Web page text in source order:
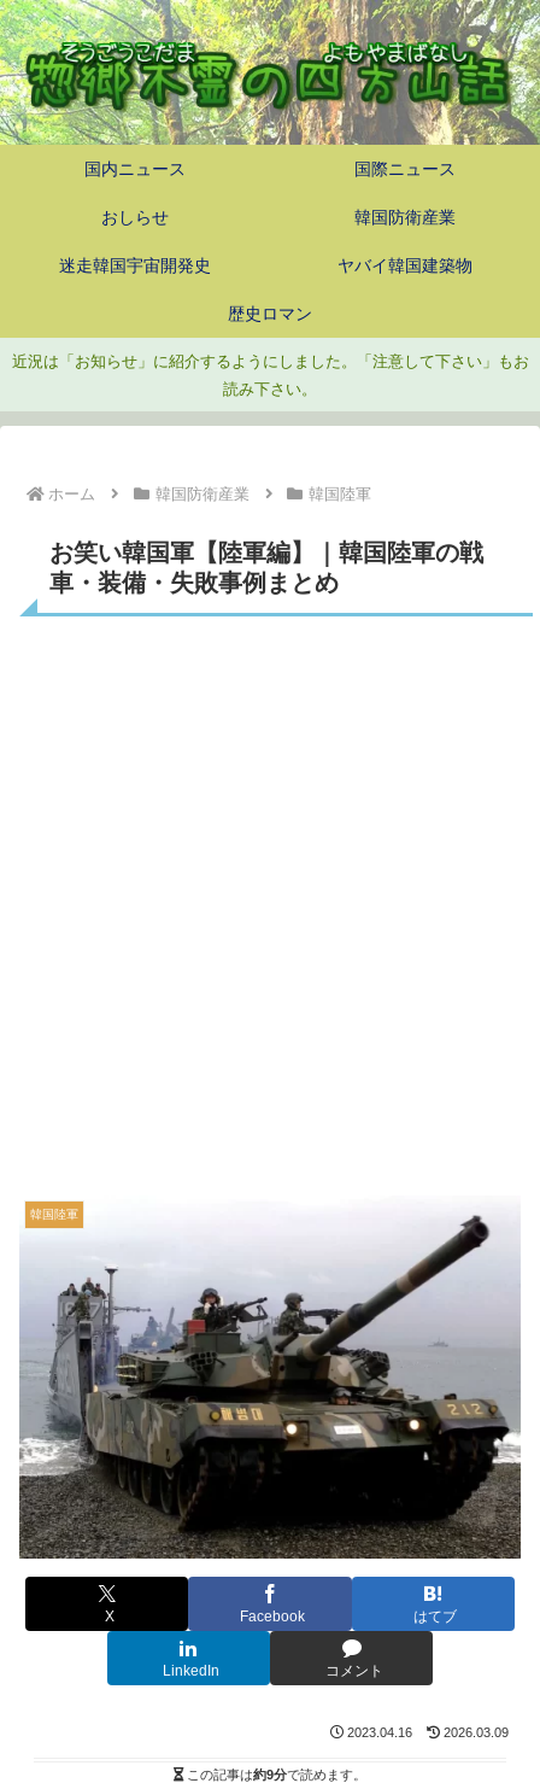
国内ニュース 国際ニュース
おしらせ 韓国防衛産業
迷走韓国宇宙開発史 ヤバイ韓国建築物
歴史ロマン
近況は「お知らせ」に紹介するようにしました。「注意して下さい」もお
読み下さい。
ホーム 韓国防衛産業 韓国陸軍
お笑い韓国軍【陸軍編】｜韓国陸軍の戦
車・装備・失敗事例まとめ
韓国陸軍
X Facebook はてブ
LinkedIn コメント
2023.04.16 2026.03.09
この記事は約9分で読めます。